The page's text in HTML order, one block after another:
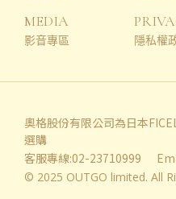
MEDIA
影音專區 隱私權
奧格股份有限公司為日本
選購
客服專線:02-23710999
© 2025 OUTGO limited. All